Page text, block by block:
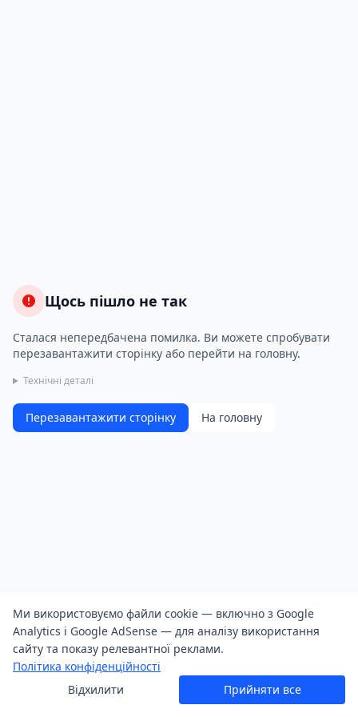
Щось пішло не так
Сталася непередбачена помилка. Ви можете спробувати
перезавантажити сторінку або перейти на головну.
Технічні деталі
Перезавантажити сторінку На головну
Ми використовуємо файли cookie — включно з Google
Analytics і Google AdSense — для аналізу використання
сайту та показу релевантної реклами.
Політика конфіденційності
Відхилити
Прийняти все